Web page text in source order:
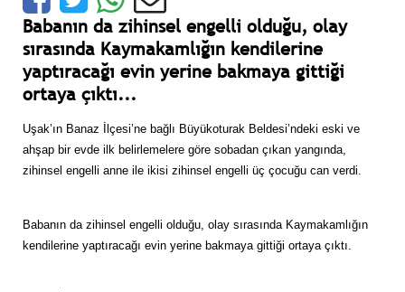
Babanın da zihinsel engelli olduğu, olay
sırasında Kaymakamlığın kendilerine
yaptıracağı evin yerine bakmaya gittiği
ortaya çıktı...
Uşak’ın Banaz İlçesi’ne bağlı Büyükoturak Beldesi’ndeki eski ve
ahşap bir evde ilk belirlemelere göre sobadan çıkan yangında,
zihinsel engelli anne ile ikisi zihinsel engelli üç çocuğu can verdi.
Babanın da zihinsel engelli olduğu, olay sırasında Kaymakamlığın
kendilerine yaptıracağı evin yerine bakmaya gittiği ortaya çıktı.